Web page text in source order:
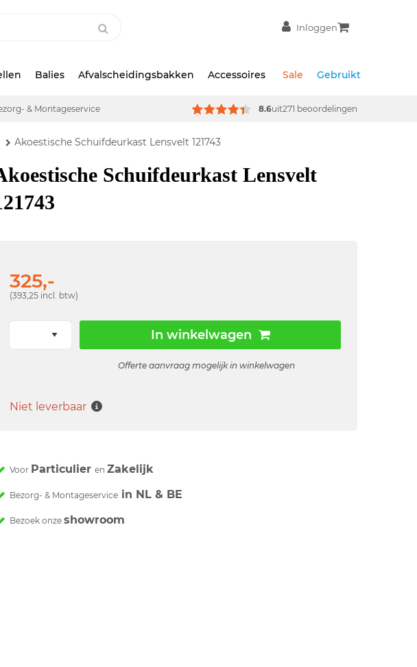
Inloggen
Balies Afvalscheidingsbakken Accessoires Sale Gebruikt
& Montageservice 8.6uit271 beoordelingen
Akoestische Schuifdeurkast Lensvelt 121743
Schuifdeurkast Lensvelt
325,-
(393,25 incl. btw)
In winkelwagen
Offerte aanvraag mogelijk in winkelwagen
Niet leverbaar
Voor ParticulierenZakelijk
Bezorg- & Montageservice in NL & BE
Bezoek onzeshowroom